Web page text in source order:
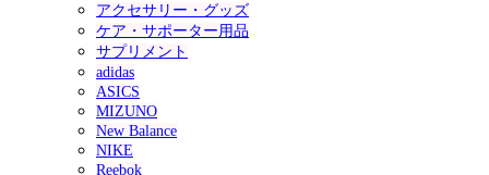
アクセサリー・グッズ
ケア・サポーター用品
サプリメント
adidas
ASICS
MIZUNO
New Balance
NIKE
Reebok